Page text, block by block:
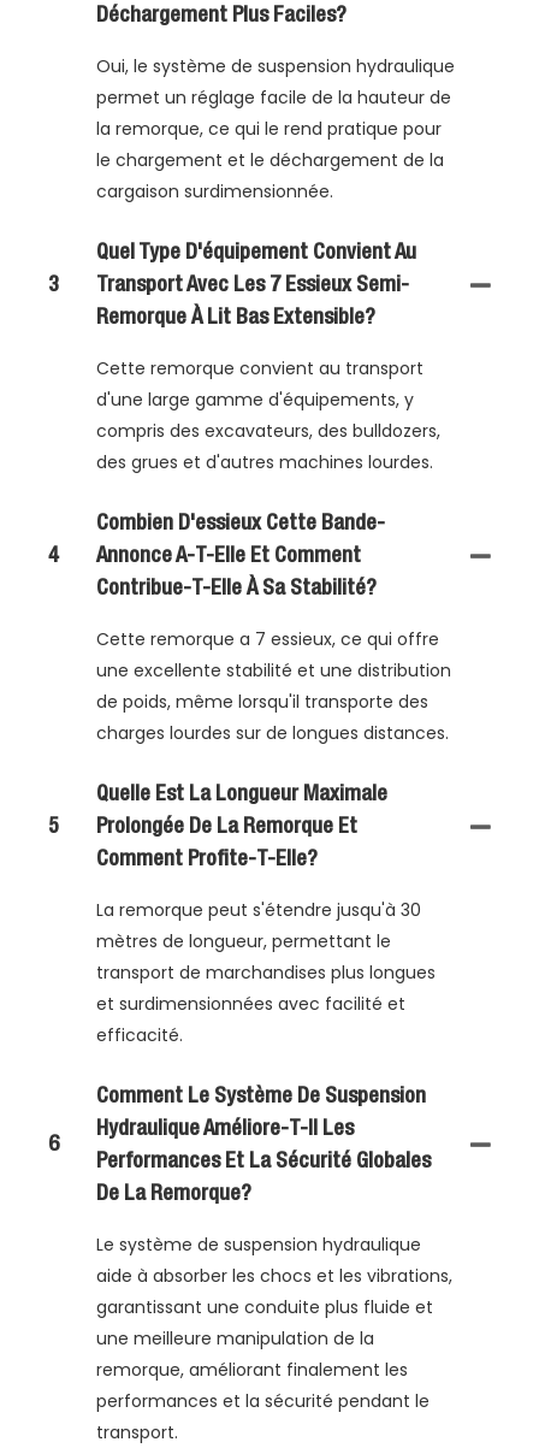
Déchargement Plus Faciles?
Oui, le système de suspension hydraulique
permet un réglage facile de la hauteur de
la remorque, ce qui le rend pratique pour
le chargement et le déchargement de la
cargaison surdimensionnée.
3
Quel Type D'équipement Convient Au
Transport Avec Les 7 Essieux Semi-
Remorque À Lit Bas Extensible?
Cette remorque convient au transport
d'une large gamme d'équipements, y
compris des excavateurs, des bulldozers,
des grues et d'autres machines lourdes.
4
Combien D'essieux Cette Bande-
Annonce A-T-Elle Et Comment
Contribue-T-Elle À Sa Stabilité?
Cette remorque a 7 essieux, ce qui offre
une excellente stabilité et une distribution
de poids, même lorsqu'il transporte des
charges lourdes sur de longues distances.
5
Quelle Est La Longueur Maximale
Prolongée De La Remorque Et
Comment Profite-T-Elle?
La remorque peut s'étendre jusqu'à 30
mètres de longueur, permettant le
transport de marchandises plus longues
et surdimensionnées avec facilité et
efficacité.
6
Comment Le Système De Suspension
Hydraulique Améliore-T-Il Les
Performances Et La Sécurité Globales
De La Remorque?
Le système de suspension hydraulique
aide à absorber les chocs et les vibrations,
garantissant une conduite plus fluide et
une meilleure manipulation de la
remorque, améliorant finalement les
performances et la sécurité pendant le
transport.